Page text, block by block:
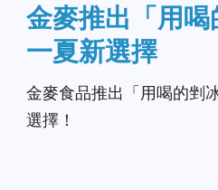
金麥推出「用
一夏新選擇
金麥食品推出「用喝的
選擇！